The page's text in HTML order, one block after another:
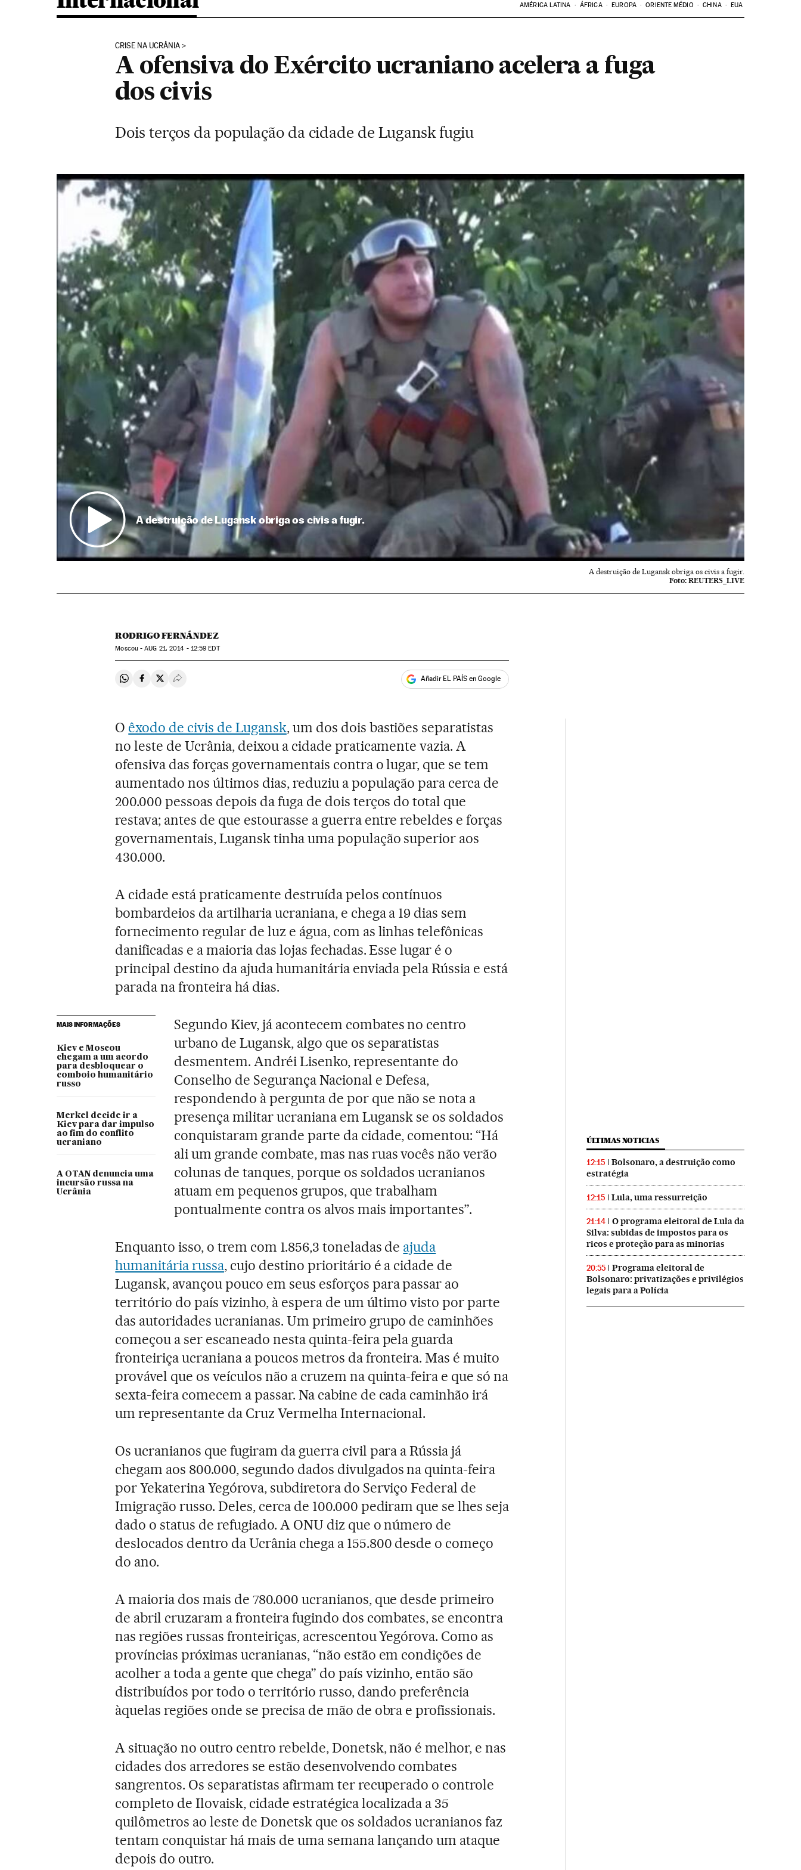
AMÉRICA LATINA ÁFRICA EUROPA ORIENTE MÉDIO CHINA EUA
CRISE NA UCRÂNIA
A ofensiva do Exército ucraniano acelera a fuga
dos civis
Dois terços da população da cidade de Lugansk fugiu
A destruição de Lugansk obriga os civis a fugir.
A destruição de Lugansk obriga os civis a fugir.
Foto: REUTERS_LIVE
RODRIGO FERNÁNDEZ
Moscou -AUG 21, 2014 - 12:59 EDT
Compartir en Whatsapp
Compartir en Facebook
Compartir en Twitter
Desplegar Redes Sociales Añadir EL PAÍS en Google
O êxodo de civis de Lugansk, um dos dois bastiões separatistas
no leste de Ucrânia, deixou a cidade praticamente vazia. A
ofensiva das forças governamentais contra o lugar, que se tem
aumentado nos últimos dias, reduziu a população para cerca de
200.000 pessoas depois da fuga de dois terços do total que
restava; antes de que estourasse a guerra entre rebeldes e forças
governamentais, Lugansk tinha uma população superior aos
430.000.
A cidade está praticamente destruída pelos contínuos
bombardeios da artilharia ucraniana, e chega a 19 dias sem
fornecimento regular de luz e água, com as linhas telefônicas
danificadas e a maioria das lojas fechadas. Esse lugar é o
principal destino da ajuda humanitária enviada pela Rússia e está
parada na fronteira há dias.
MAIS INFORMAÇÕES
Kiev e Moscou
chegam a um acordo
para desbloquear o
comboio humanitário
russo
Merkel decide ir a
Kiev para dar impulso
ao fim do conflito
ucraniano
A OTAN denuncia uma
incursão russa na
Ucrânia
Segundo Kiev, já acontecem combates no centro
urbano de Lugansk, algo que os separatistas
desmentem. Andréi Lisenko, representante do
Conselho de Segurança Nacional e Defesa,
respondendo à pergunta de por que não se nota a
presença militar ucraniana em Lugansk se os soldados
conquistaram grande parte da cidade, comentou: “Há
ali um grande combate, mas nas ruas vocês não verão
colunas de tanques, porque os soldados ucranianos
atuam em pequenos grupos, que trabalham
pontualmente contra os alvos mais importantes”.
Enquanto isso, o trem com 1.856,3 toneladas de ajuda
humanitária russa, cujo destino prioritário é a cidade de
Lugansk, avançou pouco em seus esforços para passar ao
território do país vizinho, à espera de um último visto por parte
das autoridades ucranianas. Um primeiro grupo de caminhões
começou a ser escaneado nesta quinta-feira pela guarda
fronteiriça ucraniana a poucos metros da fronteira. Mas é muito
provável que os veículos não a cruzem na quinta-feira e que só na
sexta-feira comecem a passar. Na cabine de cada caminhão irá
um representante da Cruz Vermelha Internacional.
Os ucranianos que fugiram da guerra civil para a Rússia já
chegam aos 800.000, segundo dados divulgados na quinta-feira
por Yekaterina Yegórova, subdiretora do Serviço Federal de
Imigração russo. Deles, cerca de 100.000 pediram que se lhes seja
dado o status de refugiado. A ONU diz que o número de
deslocados dentro da Ucrânia chega a 155.800 desde o começo
do ano.
A maioria dos mais de 780.000 ucranianos, que desde primeiro
de abril cruzaram a fronteira fugindo dos combates, se encontra
nas regiões russas fronteiriças, acrescentou Yegórova. Como as
províncias próximas ucranianas, “não estão em condições de
acolher a toda a gente que chega” do país vizinho, então são
distribuídos por todo o território russo, dando preferência
àquelas regiões onde se precisa de mão de obra e profissionais.
A situação no outro centro rebelde, Donetsk, não é melhor, e nas
cidades dos arredores se estão desenvolvendo combates
sangrentos. Os separatistas afirmam ter recuperado o controle
completo de Ilovaisk, cidade estratégica localizada a 35
quilômetros ao leste de Donetsk que os soldados ucranianos faz
tentam conquistar há mais de uma semana lançando um ataque
depois do outro.
ÚLTIMAS NOTICIAS
12:15
Bolsonaro, a destruição como
estratégia
12:15 Lula, uma ressurreição
21:14
O programa eleitoral de Lula da
Silva: subidas de impostos para os
ricos e proteção para as minorias
20:55
Programa eleitoral de
Bolsonaro: privatizações e privilégios
legais para a Polícia